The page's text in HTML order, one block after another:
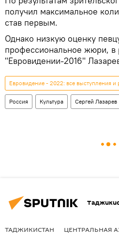
получил максимальное
став первым.
Однако низкую оценку
профессиональное жюри, в
"Евровидении-2016"
Евровидение - 2022: все выступления и
Россия Культура Сергей Лазарев
ТАДЖИКИСТАН ЦЕНТРАЛЬНАЯ